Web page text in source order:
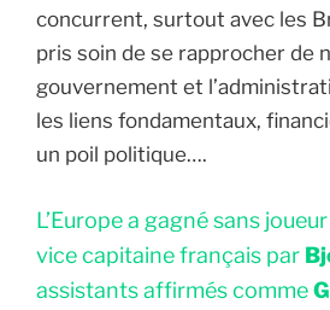
concurrent, surtout avec les
pris soin de se rapprocher de
gouvernement et
les liens fondamentaux,
un poil politique….
L’Europe a gagné sans
vice capitaine français par
assistants affirmés comme